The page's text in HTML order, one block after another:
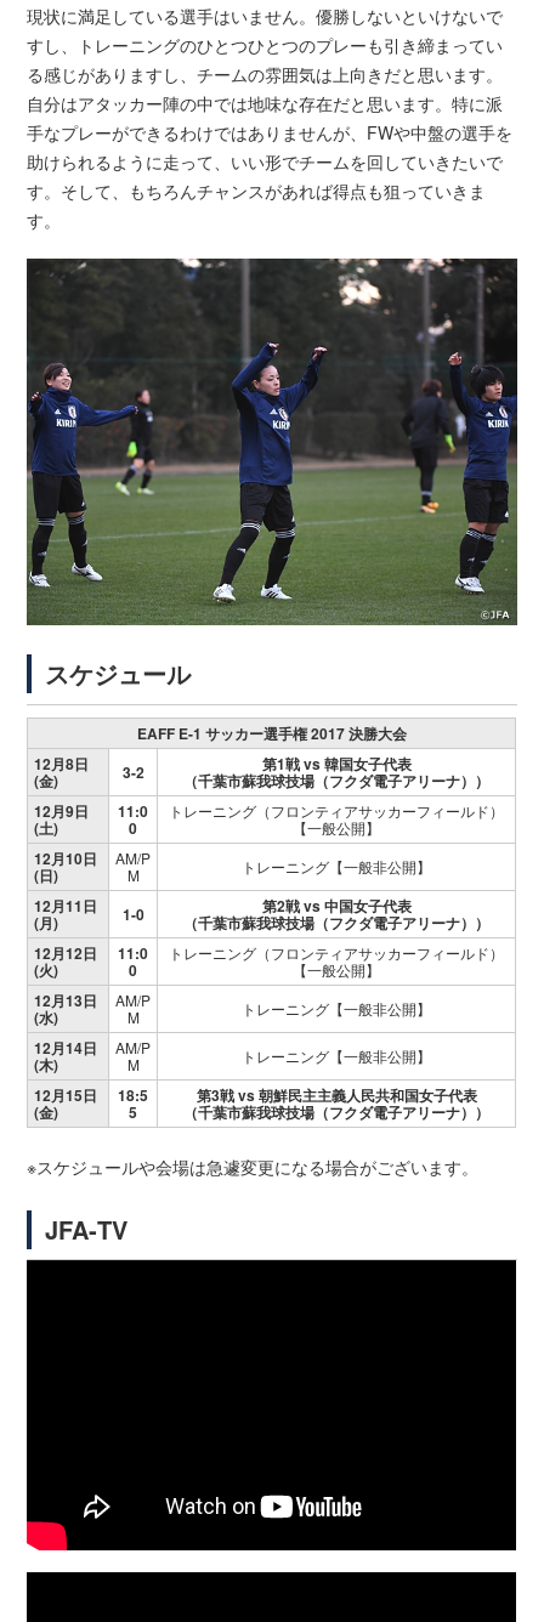
現状に満足している選手はいません。優勝しないといけないで
すし、トレーニングのひとつひとつのプレーも引き締まってい
る感じがありますし、チームの雰囲気は上向きだと思います。
自分はアタッカー陣の中では地味な存在だと思います。特に派
手なプレーができるわけではありませんが、FWや中盤の選手を
助けられるように走って、いい形でチームを回していきたいで
す。そして、もちろんチャンスがあれば得点も狙っていきま
す。
スケジュール
EAFF E-1 サッカー選手権 2017 決勝大会
12月8日
(金) 3-2 第1戦 vs 韓国女子代表
（千葉市蘇我球技場（フクダ電子アリーナ））
12月9日
(土)
11:0
0
トレーニング（フロンティアサッカーフィールド）
【一般公開】
12月10日
(日)
AM/P
M
トレーニング【一般非公開】
12月11日
(月) 1-0 第2戦 vs 中国女子代表
（千葉市蘇我球技場（フクダ電子アリーナ））
12月12日
(火)
11:0
0
トレーニング（フロンティアサッカーフィールド）
【一般公開】
12月13日
(水)
AM/P
M
トレーニング【一般非公開】
12月14日
(木)
AM/P
M
トレーニング【一般非公開】
12月15日
(金)
18:5
5
第3戦 vs 朝鮮民主主義人民共和国女子代表
（千葉市蘇我球技場（フクダ電子アリーナ））
※スケジュールや会場は急遽変更になる場合がございます。
JFA‐TV